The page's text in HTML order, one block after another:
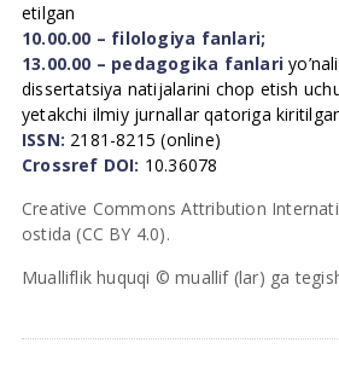
etilgan
10.00.00 – filologiya fanlari;
13.00.00 – pedagogika fanlari
dissertatsiya natijalarini chop etish
yetakchi ilmiy jurnallar qatoriga
ISSN: 2181-8215 (online)
Crossref DOI: 10.36078
Creative Commons Attribution
ostida (CC BY 4.0).
Mualliflik huquqi © muallif (lar) ga